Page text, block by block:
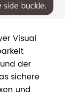
Visual
der
sichere
und